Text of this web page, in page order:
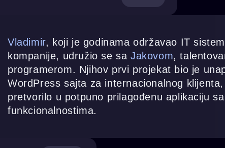
Vladimir, koji je godinama održavao IT
kompanije, udružio se saJakovom,
programerom. Njihov prvi projekat bio je
WordPress sajta za internacionalnog
pretvorilo u potpuno prilagođenu aplikaciju
funkcionalnostima.